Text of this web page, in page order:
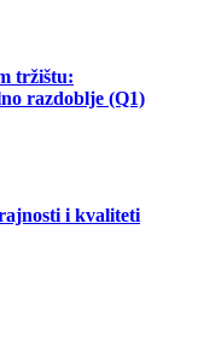
tržištu:
razdoblje (Q1)
i kvaliteti